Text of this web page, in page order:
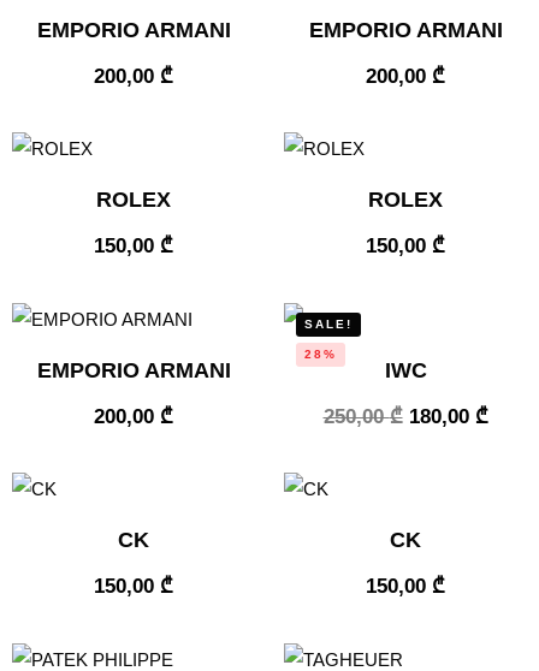
Აქსესუარები
Ჩვენ Შესახებ
EMPORIO ARMANI
200,00 ₾
EMPORIO ARMANI
200,00 ₾
ROLEX
150,00 ₾
ROLEX
150,00 ₾
EMPORIO ARMANI
200,00 ₾
SALE!
28%
IWC
250,00₾ 180,00 ₾
CK
150,00 ₾
CK
150,00 ₾